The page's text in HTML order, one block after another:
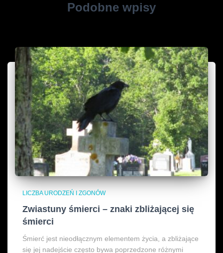
Podobne wpisy
LICZBA URODZEŃ I ZGONÓW
Zwiastuny śmierci – znaki zbliżającej się
śmierci
Śmierć jest nieodłącznym elementem życia, a zbliżające
się jej nadejście często bywa poprzedzone różnymi